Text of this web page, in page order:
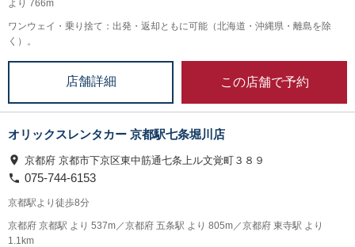
より 766m
ワンウェイ・乗り捨て：出発・返却ともに可能（北海道・沖縄県・離島を除
く）。
店舗詳細 この店舗で予約
オリックスレンタカー 京都駅七条堀川店
京都府 京都市下京区東中筋通七条上ル文覚町３８９
075-744-6153
京都駅より徒歩8分
京都府 京都駅 より 537m／京都府 五条駅 より 805m／京都府 東寺駅 より
1.1km